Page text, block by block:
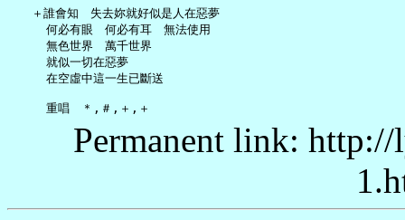
   ＋誰會知　失去妳就好似是人在惡夢
     何必有眼　何必有耳　無法使用
     無色世界　萬千世界
     就似一切在惡夢
     在空虛中這一生已斷送
Permanent link: